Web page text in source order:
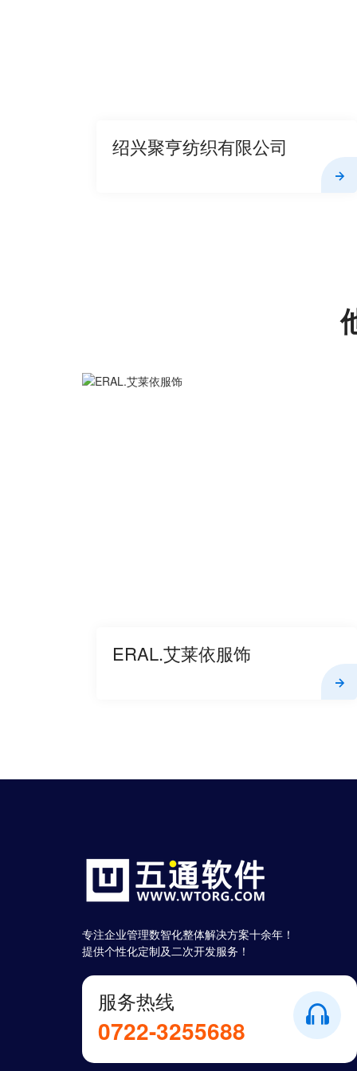
绍兴聚亨纺织有限公司
ERAL.艾莱依服饰
专注企业管理数智化整体解决方案十余年！
提供个性化定制及二次开发服务！
服务热线
0722-3255688